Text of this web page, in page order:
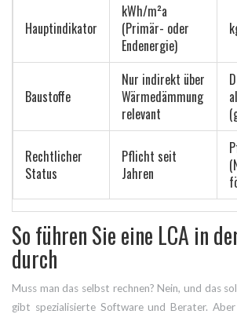
Hauptindikator
kWh/m²a
(Primär- oder
Endenergie)
Baustoffe
Nur indirekt über
Wärmedämmung
relevant
Rechtlicher
Status
Pflicht seit
Jahren
So führen Sie eine LCA in
durch
Muss man das selbst rechnen? Nein, und das
gibt spezialisierte Software und Berater.